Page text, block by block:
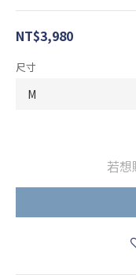
NT$3,980
尺寸
若想